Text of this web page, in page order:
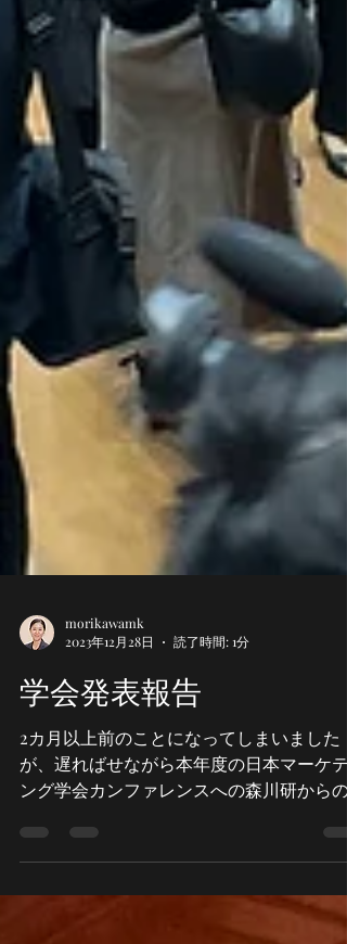
2023年12月28日
読了時間: 1分
学会発表報告
2カ月以上前のことになってしまいました
が、遅ればせながら本年度の日本マーケテ
ング学会カンファレンスへの森川研からの
ンク先で発表詳細をご覧いただけます。...